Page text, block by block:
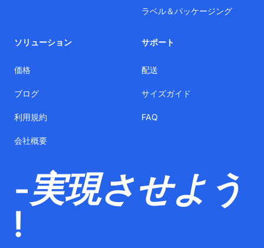
ラベル＆パッケージング
ソリューション
価格
ブログ
利用規約
会社概要
サポート
配送
サイズガイド
FAQ
-実現させよう
!